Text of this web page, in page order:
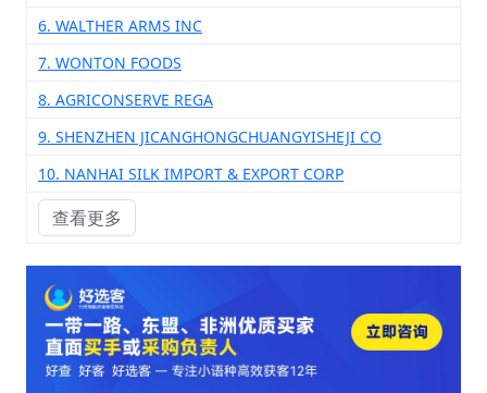
6. WALTHER ARMS INC
7. WONTON FOODS
8. AGRICONSERVE REGA
9. SHENZHEN JICANGHONGCHUANGYISHEJI CO
10. NANHAI SILK IMPORT & EXPORT CORP
查看更多